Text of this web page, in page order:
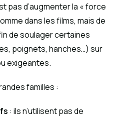
pas d’augmenter la « force
dans les films, mais de
de soulager certaines
poignets, hanches…) sur
exigeantes.
familles :
: ils n’utilisent pas de